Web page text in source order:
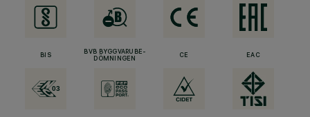
BIS
BVB BYGGVARUBE-
DÖMNINGEN
CE EAC